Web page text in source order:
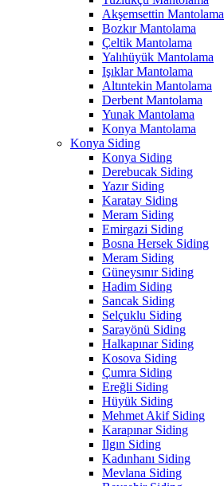
Akşemsettin Mantolama
Bozkır Mantolama
Çeltik Mantolama
Yalıhüyük Mantolama
Işıklar Mantolama
Altıntekin Mantolama
Derbent Mantolama
Yunak Mantolama
Konya Mantolama
Konya Siding
Konya Siding
Derebucak Siding
Yazır Siding
Karatay Siding
Meram Siding
Emirgazi Siding
Bosna Hersek Siding
Meram Siding
Güneysınır Siding
Hadim Siding
Sancak Siding
Selçuklu Siding
Sarayönü Siding
Halkapınar Siding
Kosova Siding
Çumra Siding
Ereğli Siding
Hüyük Siding
Mehmet Akif Siding
Karapınar Siding
Ilgın Siding
Kadınhanı Siding
Mevlana Siding